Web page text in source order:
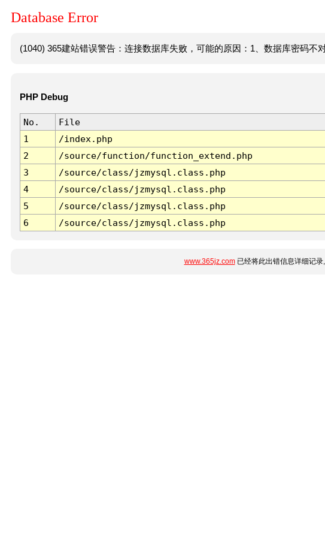
Database Error
(1040) 365建站错误警告：连接数据库失败，可能的原因：1、数据库密码不
PHP Debug
No. File
1
/index.php
2
/source/function/function_extend.php
3
/source/class/jzmysql.class.php
4
/source/class/jzmysql.class.php
5
/source/class/jzmysql.class.php
6
/source/class/jzmysql.class.php
www.365jz.com已经将此出错信息详细记录